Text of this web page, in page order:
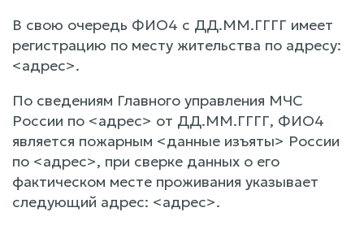
В свою очередь ФИО4 с ДД.ММ.ГГГГ имеет
регистрацию по месту жительства по адресу:
<адрес>.
По сведениям Главного управления МЧС
России по <адрес> от ДД.ММ.ГГГГ, ФИО4
является пожарным <данные изъяты> России
по <адрес>, при сверке данных о его
фактическом месте проживания указывает
следующий адрес: <адрес>.